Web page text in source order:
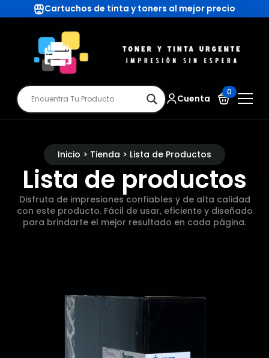
Cartuchos de tinta y toners al mejor precio
Cuenta
0
Inicio > Tienda > Lista de Productos
Lista de productos
Disfruta de impresiones confiables y de alta calidad
con este producto. Fácil de usar, eficiente y diseñado
para brindarte el mejor resultado en cada página.